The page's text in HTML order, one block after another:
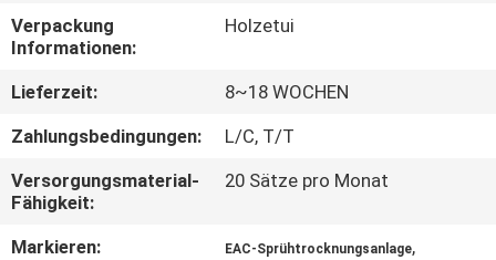
QUALITÄTSKONTROLLE
TRETEN
SIE
MIT
UNS
IN
Verpackung
Informationen:
Holzetui
Lieferzeit:
8~18 WOCHEN
Zahlungsbedingungen:
L/C, T/T
Versorgungsmaterial-
Fähigkeit:
20 Sätze pro Monat
Markieren: EAC-Sprühtrocknungsanlage,